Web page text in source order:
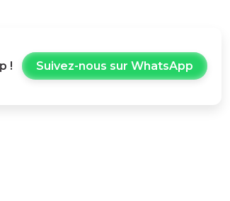
! Suivez-nous sur WhatsApp